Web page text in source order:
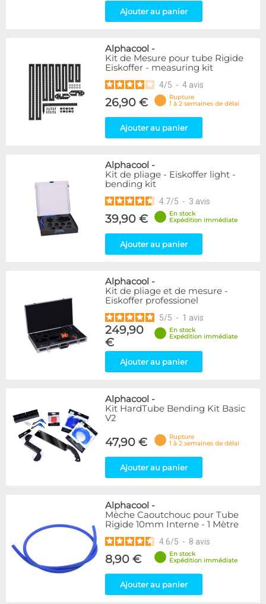
Ajouter au panier
Alphacool -
Kit de Mesure pour tube Rigide
Eiskoffer - measuring kit
4/5 - 4 avis
26,90 €
Rupture
1 à 2 semaines de délai
Ajouter au panier
Alphacool -
Kit de pliage - Eiskoffer light -
bending kit
4.7/5 - 3 avis
39,90 €
En stock
Expédition immédiate
Ajouter au panier
Alphacool -
Kit de pliage et de mesure -
Eiskoffer professionel
5/5 - 1 avis
249,90
€
En stock
Expédition immédiate
Ajouter au panier
Alphacool -
Kit HardTube Bending Kit Basic
V2
47,90 €
Rupture
1 à 2 semaines de délai
Ajouter au panier
Alphacool -
Mèche Caoutchouc pour Tube
Rigide 10mm Interne - 1 Mètre
4.6/5 - 8 avis
8,90 €
En stock
Expédition immédiate
Ajouter au panier